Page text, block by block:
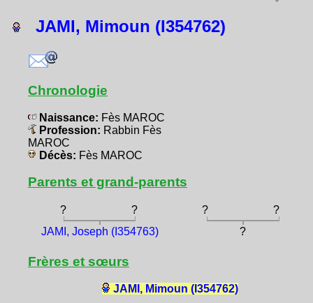
JAMI, Mimoun (I354762)
Chronologie
Naissance: Fès MAROC
Profession: Rabbin Fès
MAROC
Décès: Fès MAROC
Parents et grand-parents
? ? ?
?
JAMI, Joseph (I354763)
?
Frères et sœurs
JAMI, Mimoun (I354762)